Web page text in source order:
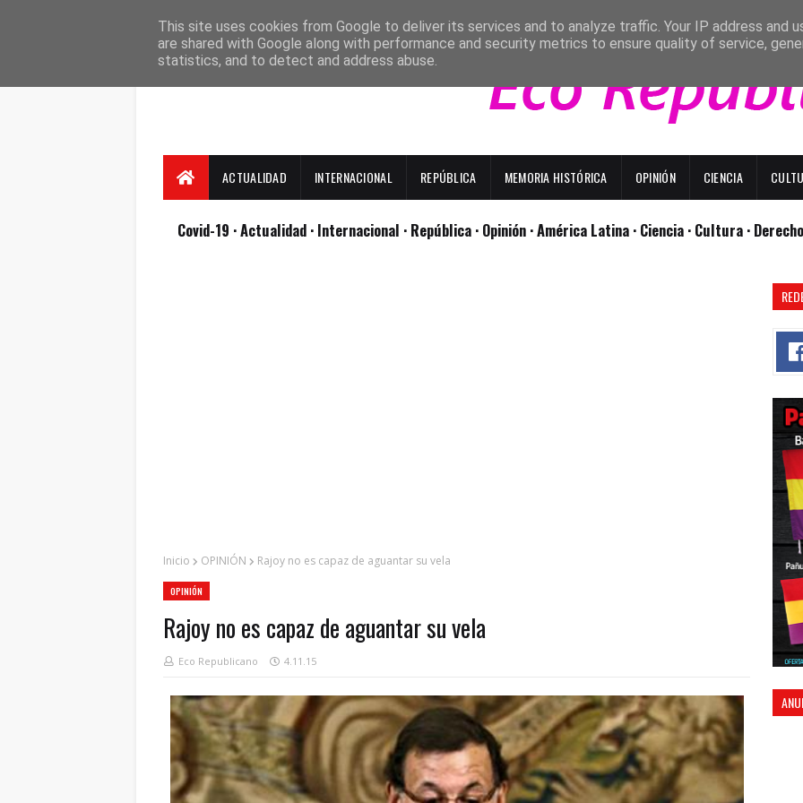
ACTUALIDAD INTERNACIONAL REPÚBLICA MEMORIA HISTÓRICA OPINIÓN CIENCIA
Covid-19 · Actualidad · Internacional · República · Opinión · América Latina · Ciencia · Cultura ·
Inicio OPINIÓN Rajoy no es capaz de aguantar su vela
OPINIÓN
Rajoy no es capaz de aguantar su vela
Eco Republicano 4.11.15
This site uses cookies from Google to deliver its services and to analyze traffic. Your IP address and
are shared with Google along with performance and security metrics to ensure quality of service,
statistics, and to detect and address abuse.